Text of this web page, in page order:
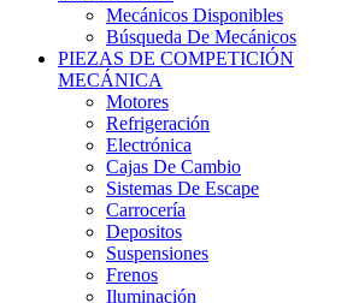
Búsqueda De Mecánicos
PIEZAS DE COMPETICIÓN
MECÁNICA
Motores
Refrigeración
Electrónica
Cajas De Cambio
Sistemas De Escape
Carrocería
Depositos
Suspensiones
Frenos
Iluminación
Llantas